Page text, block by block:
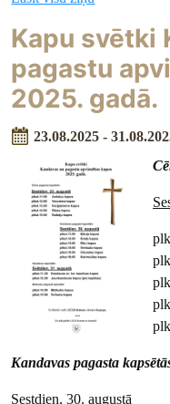
Kapu svētki
pagastu
2025. gadā.
23.08.2025 -
Kandavas pagasta
Sestdien, 30. augustā